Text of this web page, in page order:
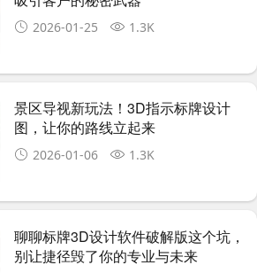
2026-01-25 1.3K
景区导视新玩法！3D指示标牌设计
图，让你的路线立起来
2026-01-06 1.3K
聊聊标牌3D设计软件破解版这个坑，
别让捷径毁了你的专业与未来